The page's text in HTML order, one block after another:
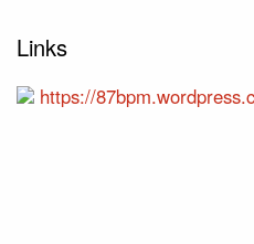
Links
https://